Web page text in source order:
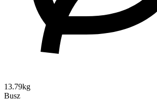
13.79kg
Busz